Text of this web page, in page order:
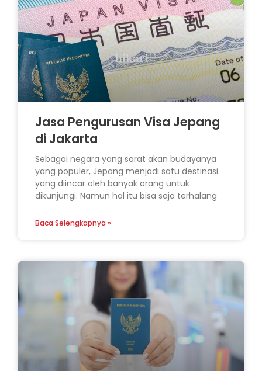
Jasa Pengurusan Visa Jepang
di Jakarta
Sebagai negara yang sarat akan budayanya
yang populer, Jepang menjadi satu destinasi
yang diincar oleh banyak orang untuk
dikunjungi. Namun hal itu bisa saja terhalang
Baca Selengkapnya »